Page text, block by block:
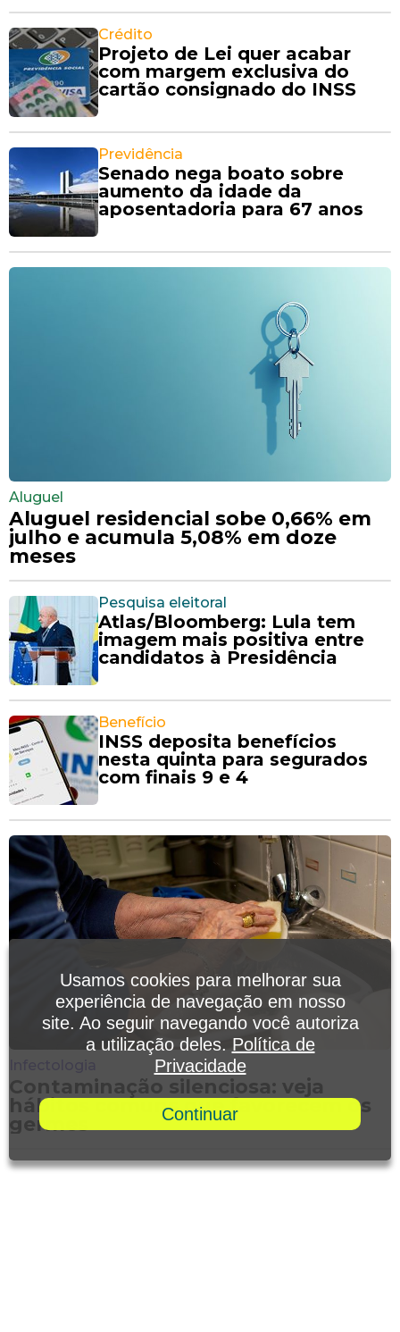
Crédito
Projeto de Lei quer acabar
com margem exclusiva do
cartão consignado do INSS
Previdência
Senado nega boato sobre
aumento da idade da
aposentadoria para 67 anos
Aluguel
Aluguel residencial sobe 0,66% em
julho e acumula 5,08% em doze
meses
Pesquisa eleitoral
Atlas/Bloomberg: Lula tem
imagem mais positiva entre
candidatos à Presidência
Benefício
INSS deposita benefícios
nesta quinta para segurados
com finais 9 e 4
Contaminação silenciosa: veja
hábitos comuns que favorecem os
germes
Usamos cookies para melhorar sua
experiência de navegação em nosso
site. Ao seguir navegando você autoriza
a utilização deles. Política de
Privacidade
Continuar